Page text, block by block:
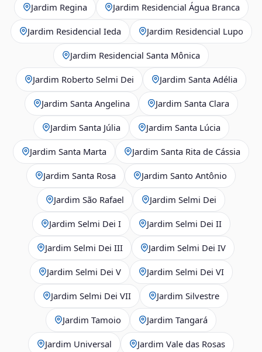
Jardim Regina Jardim Residencial Água Branca
Jardim Residencial Ieda Jardim Residencial Lupo
Jardim Residencial Santa Mônica
Jardim Roberto Selmi Dei Jardim Santa Adélia
Jardim Santa Angelina Jardim Santa Clara
Jardim Santa Júlia Jardim Santa Lúcia
Jardim Santa Marta Jardim Santa Rita de Cássia
Jardim Santa Rosa Jardim Santo Antônio
Jardim São Rafael Jardim Selmi Dei
Jardim Selmi Dei I Jardim Selmi Dei II
Jardim Selmi Dei III Jardim Selmi Dei IV
Jardim Selmi Dei V Jardim Selmi Dei VI
Jardim Selmi Dei VII Jardim Silvestre
Jardim Tamoio Jardim Tangará
Jardim Universal Jardim Vale das Rosas